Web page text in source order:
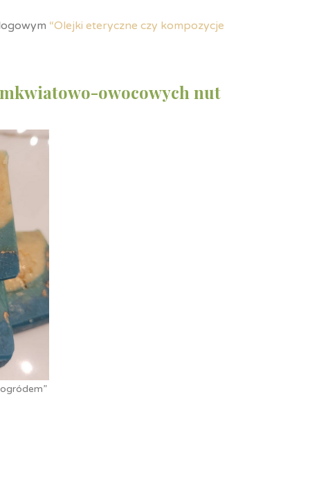
“Olejki eteryczne czy kompozycje
owocowych nut